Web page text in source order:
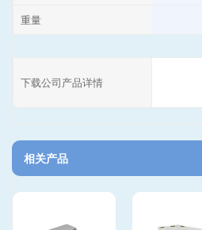
重量
下载公司产品详情
相关产品